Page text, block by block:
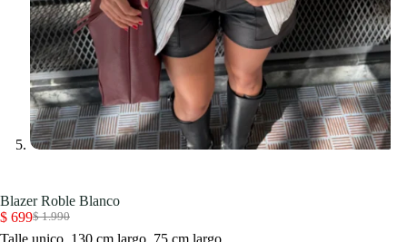
Blazer Roble Blanco
$1.990
El
$ 699El
Talle unico. 130 cm largo, 75 cm largo.